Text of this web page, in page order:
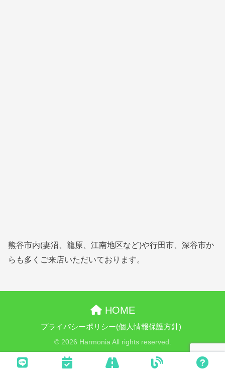
熊谷市内(妻沼、籠原、江南地区など)や行田市、深谷市か
らも多くご来店いただいております。
HOME
プライバシーポリシー(個人情報保護方針)
© 2026 Harmonia All rights reserved.